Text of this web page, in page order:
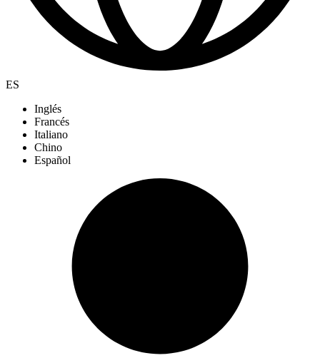
ES
Inglés
Francés
Italiano
Chino
Español